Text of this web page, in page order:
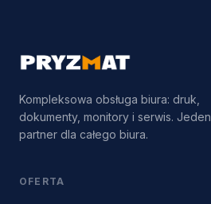
Kompleksowa obsługa biura: druk,
dokumenty, monitory i serwis. Jeden
partner dla całego biura.
OFERTA